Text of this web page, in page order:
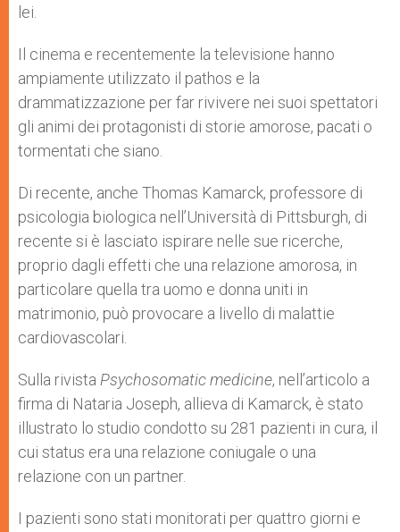
lei.
Il cinema e recentemente la televisione hanno
ampiamente utilizzato il pathos e la
drammatizzazione per far rivivere nei suoi spettatori
gli animi dei protagonisti di storie amorose, pacati o
tormentati che siano.
Di recente, anche Thomas Kamarck, professore di
psicologia biologica nell’Università di Pittsburgh, di
recente si è lasciato ispirare nelle sue ricerche,
proprio dagli effetti che una relazione amorosa, in
particolare quella tra uomo e donna uniti in
matrimonio, può provocare a livello di malattie
cardiovascolari.
Sulla rivista Psychosomatic medicine, nell’articolo a
firma di Nataria Joseph, allieva di Kamarck, è stato
illustrato lo studio condotto su 281 pazienti in cura, il
cui status era una relazione coniugale o una
relazione con un partner.
I pazienti sono stati monitorati per quattro giorni e